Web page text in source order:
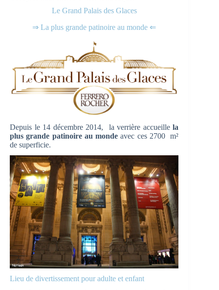
Le Grand Palais des Glaces
⇒ La plus grande patinoire au monde ⇐
Depuis le 14 décembre 2014, la verrière accueillela
plus grande patinoire au monde avec ces 2700 m²
de superficie.
Lieu de divertissement pour adulte et enfant